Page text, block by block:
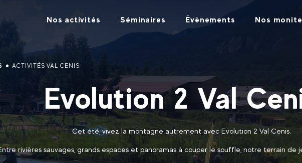
Nos activités Séminaires Évènements Nos
ACTIVITÉS VAL CENIS
Evolution 2 Val
Cet été, vivez la montagne autrement avec Evolution 2 Val Cenis.
rivières sauvages, grands espaces et panoramas à couper le souffle, notre terrain de